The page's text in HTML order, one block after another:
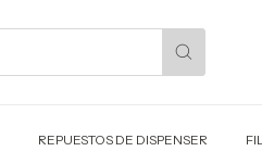
REPUESTOS DE DISPENSER